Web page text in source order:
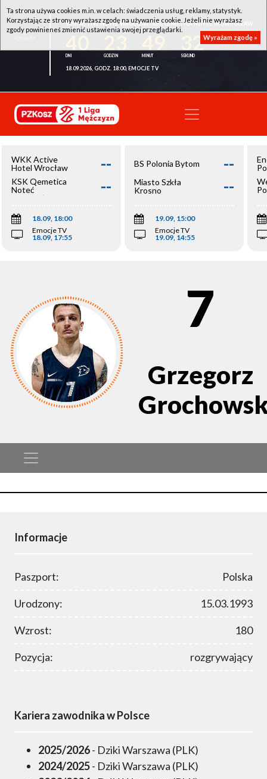
WKK ACTIVE HOTEL WROCŁAW - KSK QEMETICA NOTEĆ INOWROCŁAW
32
18.09.2026, GODZ. 18:00, EMOCJE TV
WKK Active
Hotel Wrocław
--
KSK Qemetica
Noteć
Inowrocław
--
18.09, 18:00
Emocje TV
18.09, 17:55
BS Polonia Bytom --
Miasto Szkła
Krosno
--
19.09, 15:00
Emocje TV
19.09, 14:55
7
Grzegorz
Informacje
Paszport: Polska
Urodzony: 15.03.1993
Wzrost: 180
Pozycja: rozgrywający
Kariera zawodnika w Polsce
2025/2026- Dziki Warszawa (PLK)
2024/2025- Dziki Warszawa (PLK)
Ta strona używa cookies m.in. w celach: świadczenia usług, reklamy, statystyk.
Korzystając ze strony wyrażasz zgodę na używanie cookie. Jeżeli nie wyrażasz
zgody powinieneś zmienić ustawienia swojej przeglądarki.
Wyrażam zgodę »